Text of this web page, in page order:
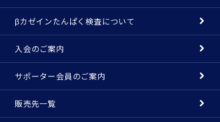
βカゼインたんぱく検査について
入会のご案内
サポーター会員のご案内
販売先一覧